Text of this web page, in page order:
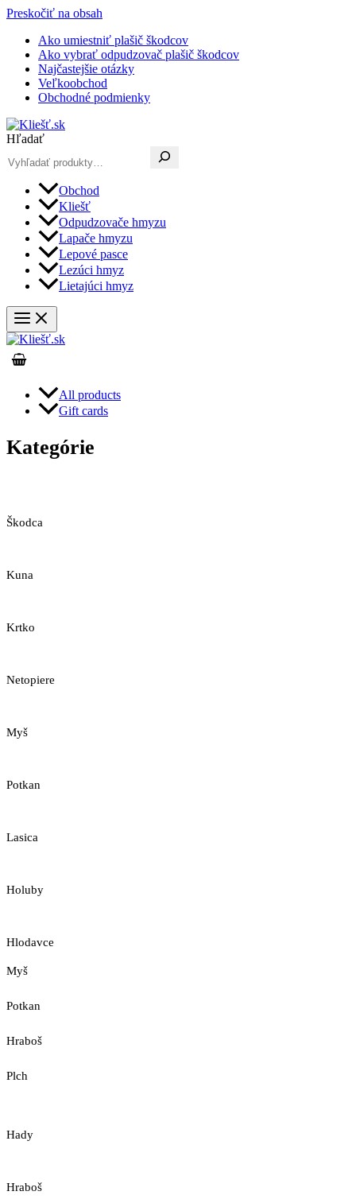
Preskočiť na obsah
Ako umiestniť plašič škodcov
Ako vybrať odpudzovač plašič škodcov
Najčastejšie otázky
Veľkoobchod
Obchodné podmienky
Hľadať
Obchod
Kliešť
Odpudzovače hmyzu
Lapače hmyzu
Lepové pasce
Lezúci hmyz
Lietajúci hmyz
All products
Gift cards
Kategórie
Škodca
Kuna
Krtko
Netopiere
Myš
Potkan
Lasica
Holuby
Hlodavce
Myš
Potkan
Hraboš
Plch
Hady
Hraboš